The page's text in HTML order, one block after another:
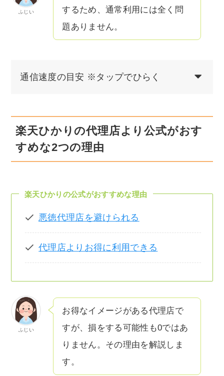
ふじい
するため、通常利用には全く問
題ありません。
通信速度の目安 ※タップでひらく
楽天ひかりの代理店より公式がおす
すめな2つの理由
楽天ひかりの公式がおすすめな理由
悪徳代理店を避けられる
代理店よりお得に利用できる
ふじい
お得なイメージがある代理店で
すが、損をする可能性も0ではあ
りません。その理由を解説しま
す。